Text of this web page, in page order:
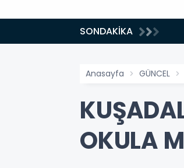
SONDAKİKA
Anasayfa GÜNCEL
OKULA